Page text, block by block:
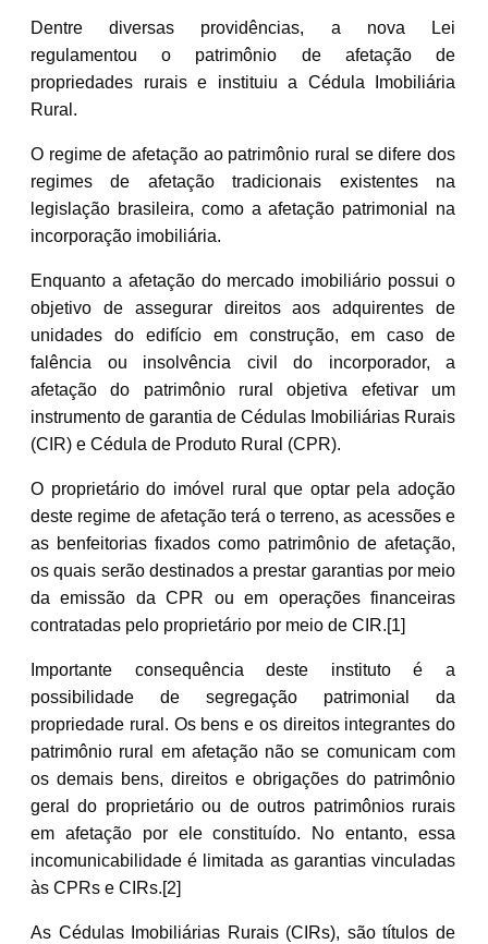
Dentre diversas providências, a nova Lei
regulamentou o patrimônio de afetação de
propriedades rurais e instituiu a Cédula Imobiliária
Rural.
O regime de afetação ao patrimônio rural se difere dos
regimes de afetação tradicionais existentes na
legislação brasileira, como a afetação patrimonial na
incorporação imobiliária.
Enquanto a afetação do mercado imobiliário possui o
objetivo de assegurar direitos aos adquirentes de
unidades do edifício em construção, em caso de
falência ou insolvência civil do incorporador, a
afetação do patrimônio rural objetiva efetivar um
instrumento de garantia de Cédulas Imobiliárias Rurais
(CIR) e Cédula de Produto Rural (CPR).
O proprietário do imóvel rural que optar pela adoção
deste regime de afetação terá o terreno, as acessões e
as benfeitorias fixados como patrimônio de afetação,
os quais serão destinados a prestar garantias por meio
da emissão da CPR ou em operações financeiras
contratadas pelo proprietário por meio de CIR.[1]
Importante consequência deste instituto é a
possibilidade de segregação patrimonial da
propriedade rural. Os bens e os direitos integrantes do
patrimônio rural em afetação não se comunicam com
os demais bens, direitos e obrigações do patrimônio
geral do proprietário ou de outros patrimônios rurais
em afetação por ele constituído. No entanto, essa
incomunicabilidade é limitada as garantias vinculadas
às CPRs e CIRs.[2]
As Cédulas Imobiliárias Rurais (CIRs), são títulos de